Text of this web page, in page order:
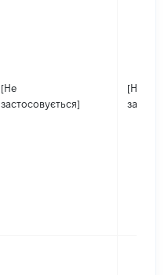
[Не
застосовується]
[Не